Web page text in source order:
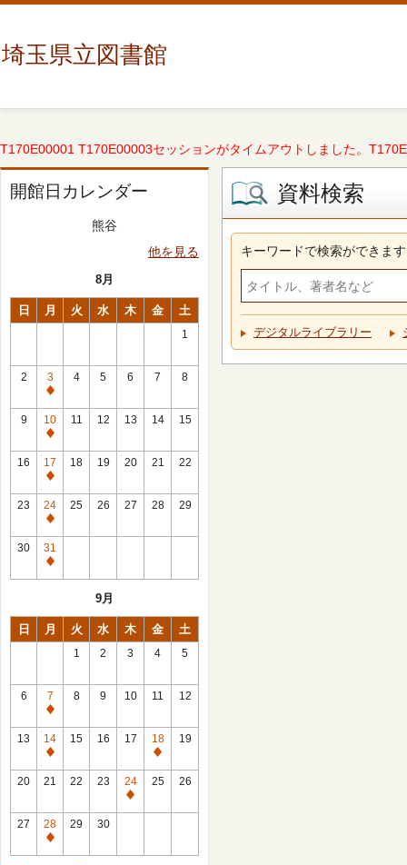
埼玉県立図書館
T170E00001 T170E00003セッションがタイムアウトしました。
開館日カレンダー
熊谷
他を見る
8月
日 月 火 水 木 金 土
1
2
3
休
館
日
4 5 6 7 8
9
10
休
館
日
11 12 13 14 15
16
17
休
館
日
18 19 20 21 22
23
24
休
館
日
25 26 27 28 29
30
31
休
9月
日 月 火 水 木 金 土
1 2 3 4 5
6
7
休
館
日
8 9 10 11 12
13
14
休
館
15 16 17
18
休
館
19
20 21 22 23
24
休
25 26
27
28
休
29 30
資料検索
キーワードで検索ができます
デジタルライブラリー